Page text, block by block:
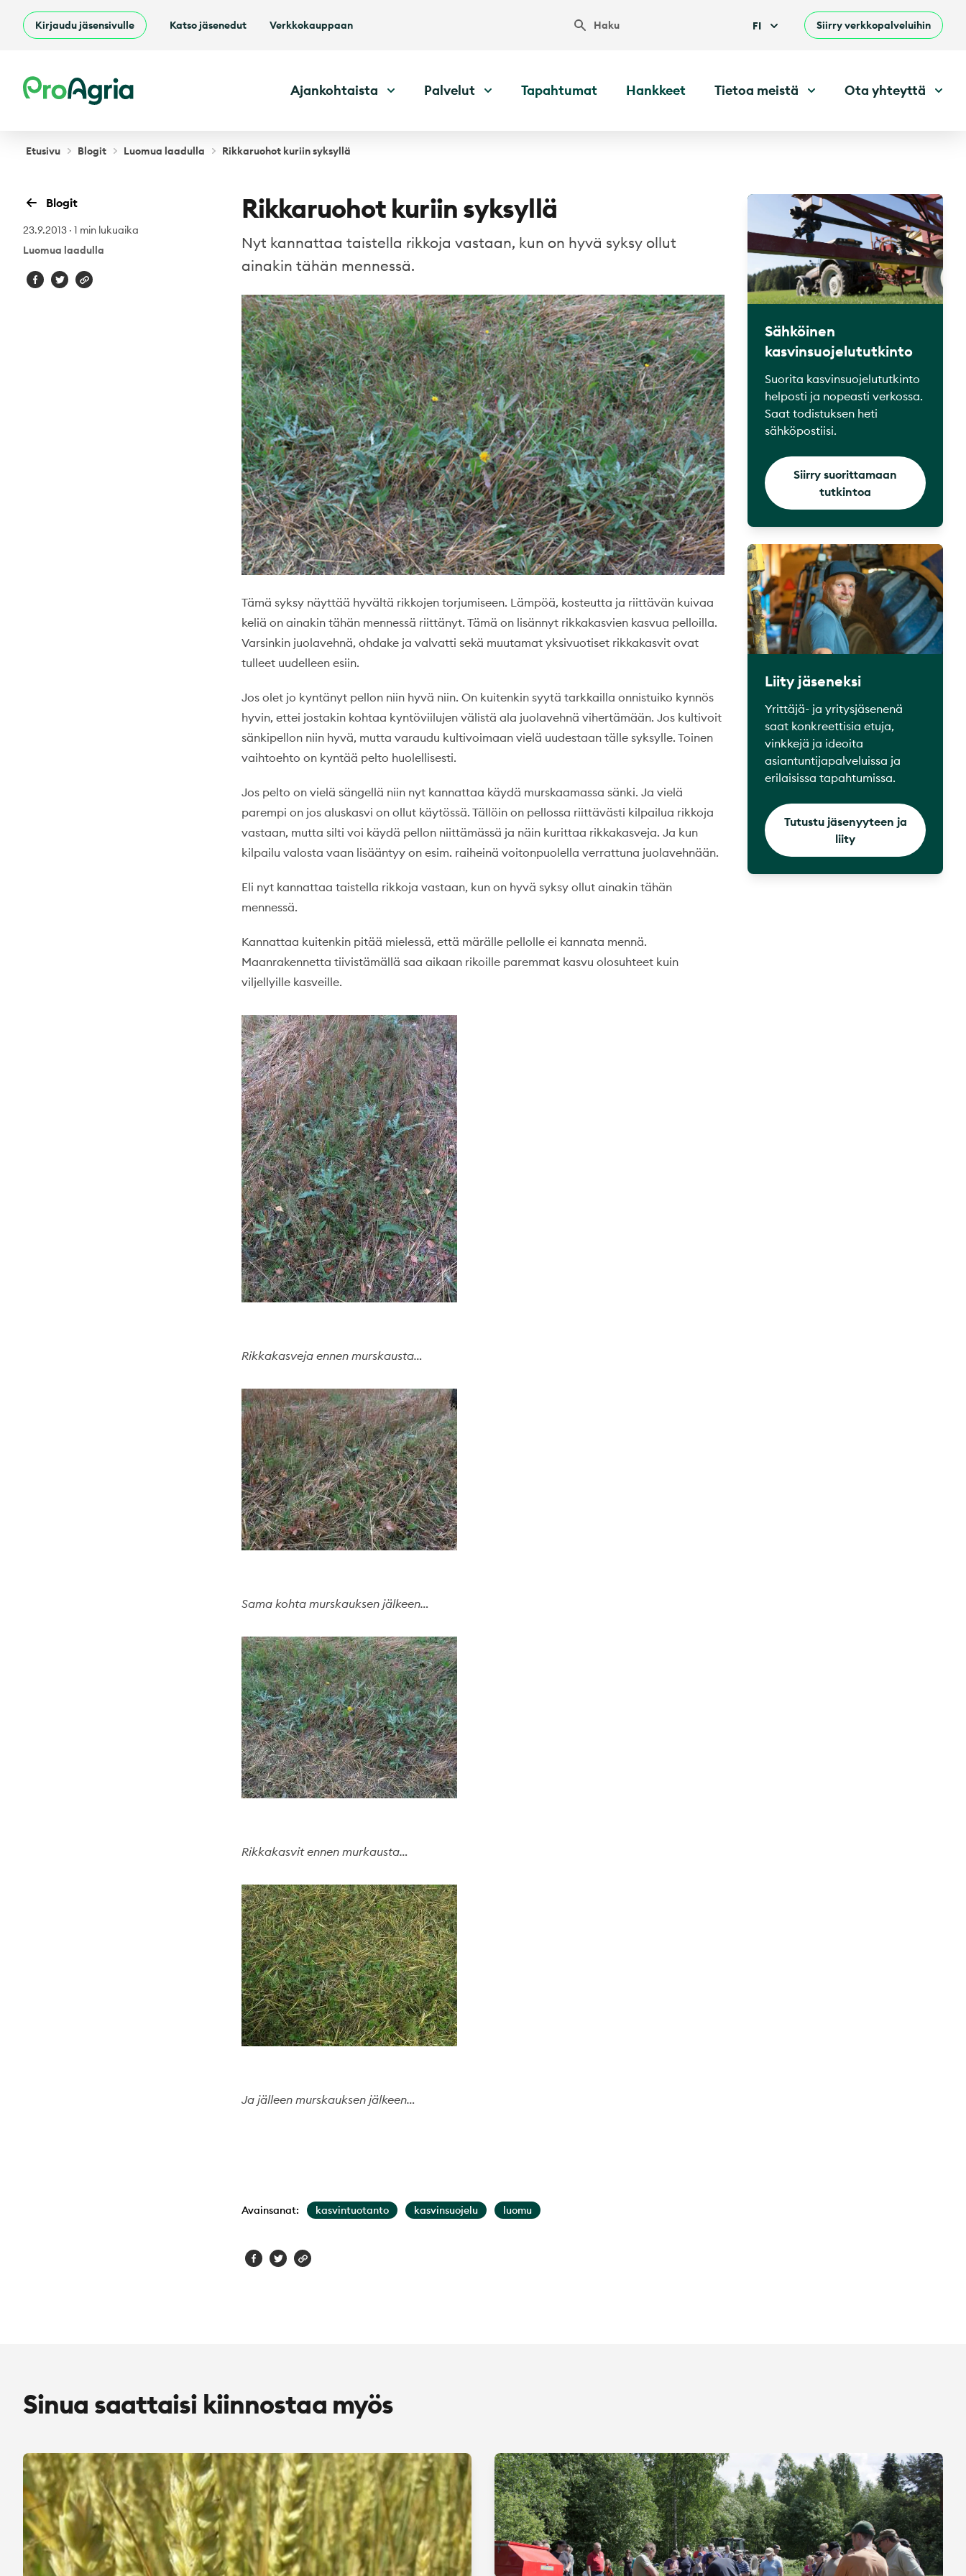
Kirjaudu jäsensivulle Katso jäsenedut Verkkokauppaan Haku FI Siirry verkkopalveluihin
ProAgria Ajankohtaista Palvelut Tapahtumat Hankkeet Tietoa meistä Ota yhteyttä
Etusivu Blogit Luomua laadulla Rikkaruohot kuriin syksyllä
Blogit
23.9.2013 · 1 min lukuaika
Luomua laadulla
Rikkaruohot kuriin syksyllä
Nyt kannattaa taistella rikkoja vastaan, kun on hyvä syksy ollut
ainakin tähän mennessä.
Tämä syksy näyttää hyvältä rikkojen torjumiseen. Lämpöä, kosteutta ja riittävän kuivaa
keliä on ainakin tähän mennessä riittänyt. Tämä on lisännyt rikkakasvien kasvua pelloilla.
Varsinkin juolavehnä, ohdake ja valvatti sekä muutamat yksivuotiset rikkakasvit ovat
tulleet uudelleen esiin.
Jos olet jo kyntänyt pellon niin hyvä niin. On kuitenkin syytä tarkkailla onnistuiko kynnös
hyvin, ettei jostakin kohtaa kyntöviilujen välistä ala juolavehnä vihertämään. Jos kultivoit
sänkipellon niin hyvä, mutta varaudu kultivoimaan vielä uudestaan tälle syksylle. Toinen
vaihtoehto on kyntää pelto huolellisesti.
Jos pelto on vielä sängellä niin nyt kannattaa käydä murskaamassa sänki. Ja vielä
parempi on jos aluskasvi on ollut käytössä. Tällöin on pellossa riittävästi kilpailua rikkoja
vastaan, mutta silti voi käydä pellon niittämässä ja näin kurittaa rikkakasveja. Ja kun
kilpailu valosta vaan lisääntyy on esim. raiheinä voitonpuolella verrattuna juolavehnään.
Eli nyt kannattaa taistella rikkoja vastaan, kun on hyvä syksy ollut ainakin tähän
mennessä.
Kannattaa kuitenkin pitää mielessä, että märälle pellolle ei kannata mennä.
Maanrakennetta tiivistämällä saa aikaan rikoille paremmat kasvu olosuhteet kuin
viljellyille kasveille.
Rikkakasveja ennen murskausta…
Sama kohta murskauksen jälkeen…
Rikkakasvit ennen murkausta…
Ja jälleen murskauksen jälkeen…
Avainsanat: kasvintuotanto kasvinsuojelu luomu
Sähköinen
kasvinsuojelututkinto
Suorita kasvinsuojelututkinto
helposti ja nopeasti verkossa.
Saat todistuksen heti
sähköpostiisi.
Siirry suorittamaan
tutkintoa
Liity jäseneksi
Yrittäjä- ja yritysjäsenenä
saat konkreettisia etuja,
vinkkejä ja ideoita
asiantuntijapalveluissa ja
erilaisissa tapahtumissa.
Tutustu jäsenyyteen ja
liity
Sinua saattaisi kiinnostaa myös